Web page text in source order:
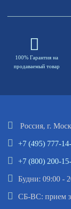
100% Гарантия на
продаваемый товар
Россия, г.
+7 (495) 777-
+7 (800) 200-
Будни: 09:00 -
СБ-ВС: прием